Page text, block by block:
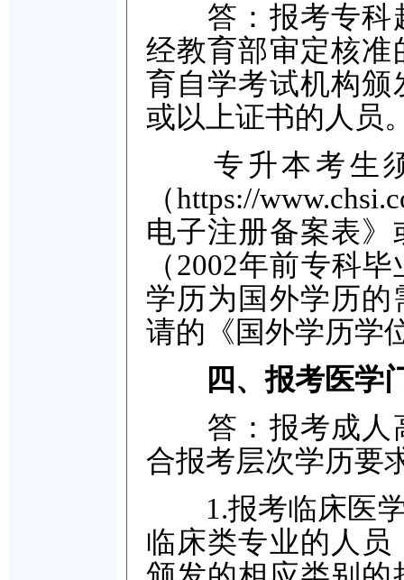
答：报考专科
经教育部审定核
育自学考试机构
或以上证书的人员
专升本考生须
（https://
电子注册备案表
（2002年前专科
学历为国外学历
请的《国外学历学
四、报考医学
答：报考成人
合报考层次学历要
1.报考临床医学
临床类专业的人